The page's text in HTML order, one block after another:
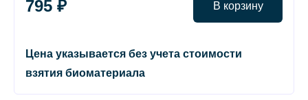
795 ₽ В корзину
Цена указывается без учета стоимости
взятия биоматериала